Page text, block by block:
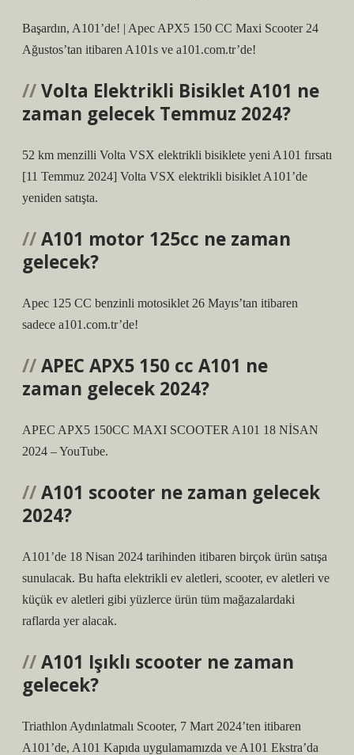
Başardın, A101’de! | Apec APX5 150 CC Maxi Scooter 24
Ağustos’tan itibaren A101s ve a101.com.tr’de!
Volta Elektrikli Bisiklet A101 ne
zaman gelecek Temmuz 2024?
52 km menzilli Volta VSX elektrikli bisiklete yeni A101 fırsatı
[11 Temmuz 2024] Volta VSX elektrikli bisiklet A101’de
yeniden satışta.
A101 motor 125cc ne zaman
gelecek?
Apec 125 CC benzinli motosiklet 26 Mayıs’tan itibaren
sadece a101.com.tr’de!
APEC APX5 150 cc A101 ne
zaman gelecek 2024?
APEC APX5 150CC MAXI SCOOTER A101 18 NİSAN
2024 – YouTube.
A101 scooter ne zaman gelecek
2024?
A101’de 18 Nisan 2024 tarihinden itibaren birçok ürün satışa
sunulacak. Bu hafta elektrikli ev aletleri, scooter, ev aletleri ve
küçük ev aletleri gibi yüzlerce ürün tüm mağazalardaki
raflarda yer alacak.
A101 Işıklı scooter ne zaman
gelecek?
Triathlon Aydınlatmalı Scooter, 7 Mart 2024’ten itibaren
A101’de, A101 Kapıda uygulamamızda ve A101 Ekstra’da